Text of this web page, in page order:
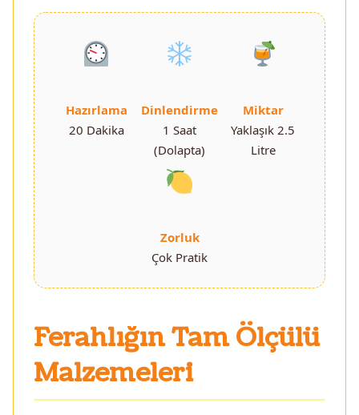
Hazırlama
20 Dakika
Dinlendirme
1 Saat
(Dolapta)
Miktar
Yaklaşık 2.5
Litre
Zorluk
Çok Pratik
Ferahlığın Tam Ölçülü
Malzemeleri